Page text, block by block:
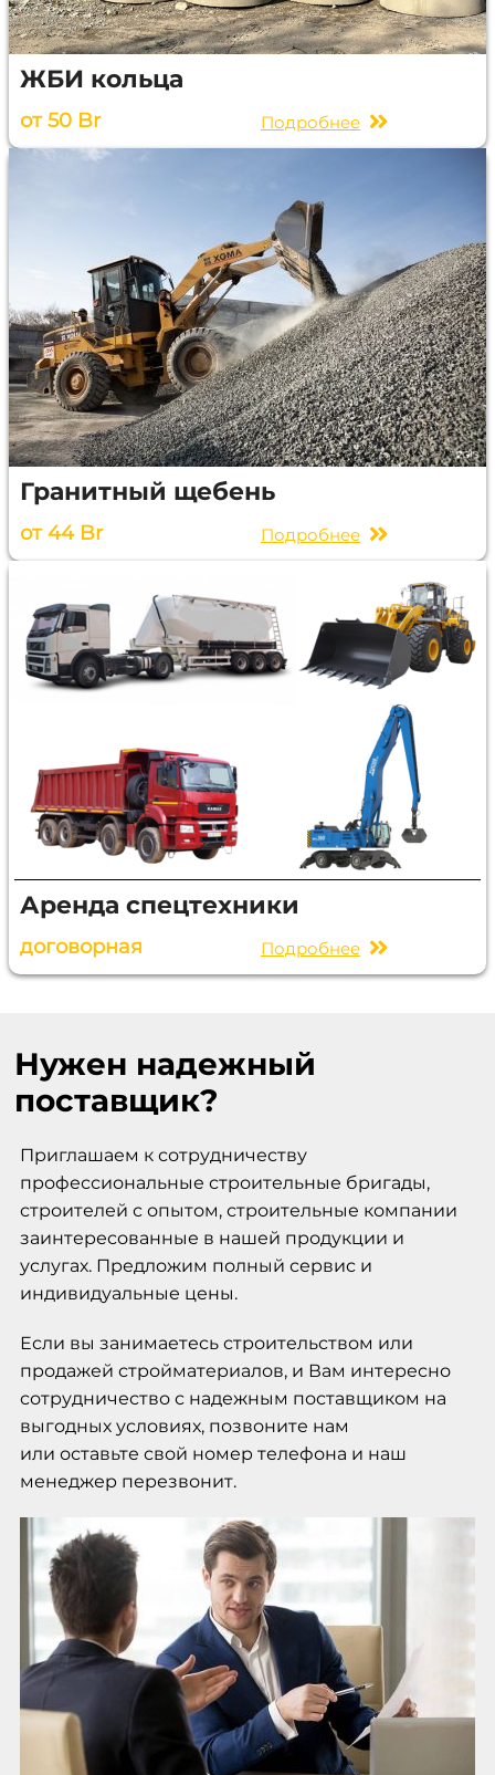
ЖБИ кольца
от 50 Br Подробнее
Гранитный щебень
от 44 Br Подробнее
Аренда спецтехники
договорная Подробнее
Нужен надежный
поставщик?
Приглашаем к сотрудничеству
профессиональные строительные бригады,
строителей с опытом, строительные компании
заинтересованные в нашей продукции и
услугах. Предложим полный сервис и
индивидуальные цены.
Если вы занимаетесь строительством или
продажей стройматериалов, и Вам интересно
сотрудничество с надежным поставщиком на
выгодных условиях, позвоните нам
или оставьте свой номер телефона и наш
менеджер перезвонит.